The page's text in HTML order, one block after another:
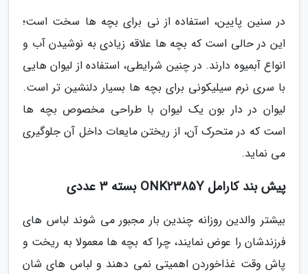
در سنین پایین، استفاده از نی برای بچه ها سخت است؛
این در حالی است که بچه ها علاقه زیادی به نوشیدن آب و
انواع آبمیوه دارند. در چنین شرایطی، استفاده از لیوان هایی
با سری نرم سیلیکونی برای بچه ها بسیار دلنشین تر است.
لیوان در دار بون یک لیوان با طراحی مخصوص بچه ها
است که در متحرک آن، از ریختن مایعات داخل آن جلوگیری
می نماید.
پیش بند کارامل ONK2385Y بسته 3 عددی
بیشتر والدین روزانه چندین بار مجبور می شوند لباس های
فرزندشان را عوض نمایند، چرا که بچه ها معمولا به ریخت و
پاش وقت غذاخوردن اهمیتی نمی دهند و لباس های شان